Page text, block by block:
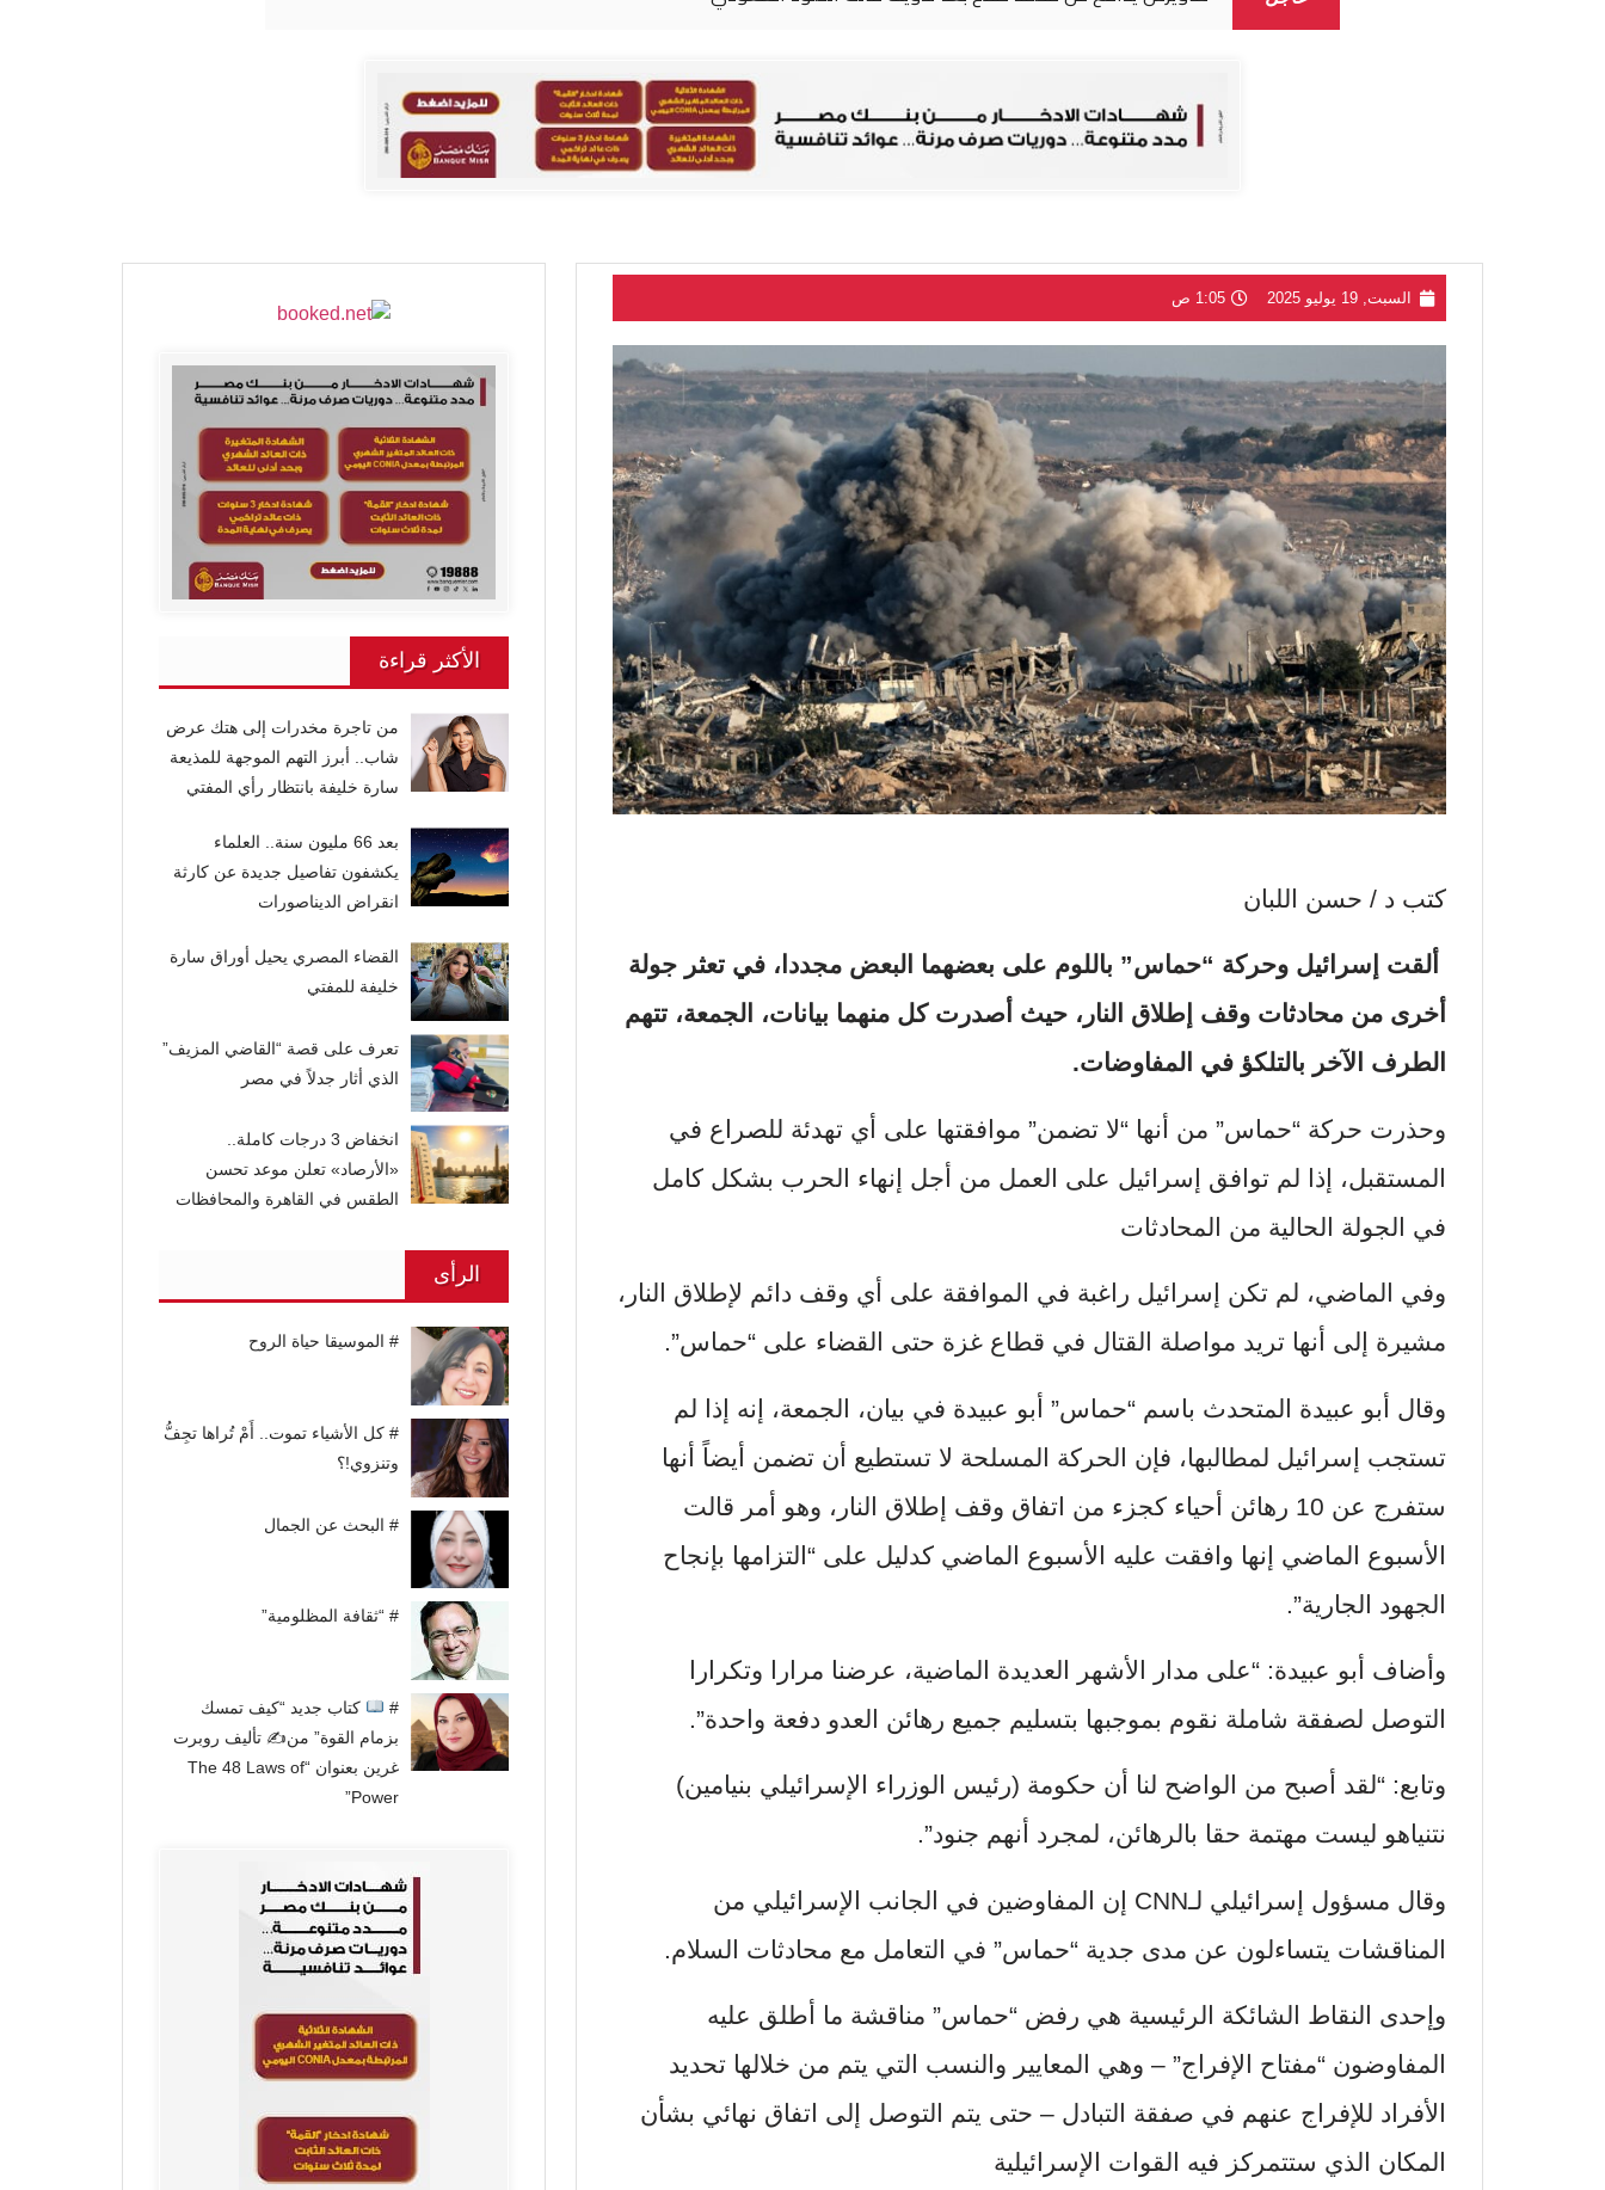
السبت, 19 يوليو 2025 1:05 ص
كتب د / حسن اللبان
ألقت إسرائيل وحركة “حماس” باللوم على بعضهما البعض مجددا، في تعثر جولة
أخرى من محادثات وقف إطلاق النار ، حيث أصدرت كل منهما بيانات، الجمعة، تتهم
الطرف الآخر بالتلكؤ في المفاوضات.
وحذرت حركة “حماس” من أنها “لا تضمن” موافقتها على أي تهدئة للصراع في
المستقبل، إذا لم توافق إسرائيل على العمل من أجل إنهاء الحرب بشكل كامل
في الجولة الحالية من المحادثات
وفي الماضي، لم تكن إسرائيل راغبة في الموافقة على أي وقف دائم لإطلاق النار،
مشيرة إلى أنها تريد مواصلة القتال في قطاع غزة حتى القضاء على “حماس”.
وقال أبو عبيدة المتحدث باسم “حماس” أبو عبيدة في بيان، الجمعة، إنه إذا لم
تستجب إسرائيل لمطالبها، فإن الحركة المسلحة لا تستطيع أن تضمن أيضاً أنها
ستفرج عن 10 رهائن أحياء كجزء من اتفاق وقف إطلاق النار، وهو أمر قالت
الأسبوع الماضي إنها وافقت عليه الأسبوع الماضي كدليل على “التزامها بإنجاح
الجهود الجارية”.
وأضاف أبو عبيدة: “على مدار الأشهر العديدة الماضية، عرضنا مرارا وتكرارا
التوصل لصفقة شاملة نقوم بموجبها بتسليم جميع رهائن العدو دفعة واحدة”.
وتابع: “لقد أصبح من الواضح لنا أن حكومة (رئيس الوزراء الإسرائيلي بنيامين)
نتنياهو ليست مهتمة حقا بالرهائن، لمجرد أنهم جنود”.
وقال مسؤول إسرائيلي لـCNN إن المفاوضين في الجانب الإسرائيلي من
المناقشات يتساءلون عن مدى جدية “حماس” في التعامل مع محادثات السلام.
وإحدى النقاط الشائكة الرئيسية هي رفض “حماس” مناقشة ما أطلق عليه
المفاوضون “مفتاح الإفراج” – وهي المعايير والنسب التي يتم من خلالها تحديد
الأفراد للإفراج عنهم في صفقة التبادل – حتى يتم التوصل إلى اتفاق نهائي بشأن
المكان الذي ستتمركز فيه القوات الإسرائيلية
الأكثر قراءة
من تاجرة مخدرات إلى هتك عرض
شاب.. أبرز التهم الموجهة للمذيعة
سارة خليفة بانتظار رأي المفتي
بعد 66 مليون سنة.. العلماء
يكشفون تفاصيل جديدة عن كارثة
انقراض الديناصورات
القضاء المصري يحيل أوراق سارة
خليفة للمفتي
تعرف على قصة “القاضي المزيف”
الذي أثار جدلاً في مصر
انخفاض 3 درجات كاملة..
«الأرصاد» تعلن موعد تحسن
الطقس في القاهرة والمحافظات
الرأى
# الموسيقا حياة الروح
# كل الأشياء تموت.. أَمْ تُراها تجِفُّ
وتنزوي!؟
# البحث عن الجمال
# “ثقافة المظلومية”
#
كتاب جديد “كيف تمسك
بزمام القوة” من✍ تأليف روبرت
غرين بعنوان “The 48 Laws of
Power”